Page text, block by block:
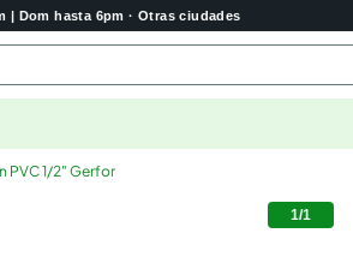
| Dom hasta 6pm · Otras ciudades
PVC 1/2" Gerfor
1/1